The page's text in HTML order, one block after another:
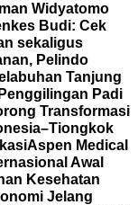
Widyatomo
Budi: Cek
sekaligus
Pelindo
Tanjung
Padi
Transformasi
Aspen Medical
Awal
Kesehatan
Jelang